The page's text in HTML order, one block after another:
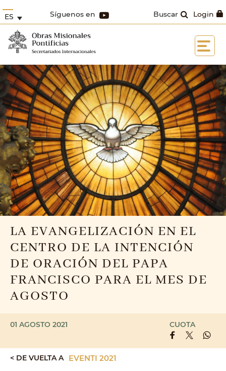
Login
Buscar
Síguenos en
ES
LA EVANGELIZACIÓN EN EL
CENTRO DE LA INTENCIÓN
DE ORACIÓN DEL PAPA
FRANCISCO PARA EL MES DE
AGOSTO
01 AGOSTO 2021 CUOTA
< DE VUELTA A EVENTI 2021